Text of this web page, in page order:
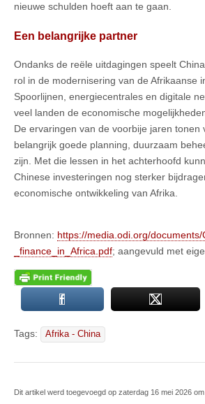
nieuwe schulden hoeft aan te gaan.
Een belangrijke partner
Ondanks de reële uitdagingen speelt
rol in de modernisering van de Afrikaanse
Spoorlijnen, energiecentrales en digitale
veel landen de economische
De ervaringen van de voorbije jaren tonen
belangrijk goede planning, duurzaam
zijn. Met die lessen in het achterhoofd
Chinese investeringen nog sterker
economische ontwikkeling van Afrika.
Bronnen: https://media.odi.org/
_finance_in_Africa.pdf; aangevuld met
Tags: Afrika - China
Dit artikel werd toegevoegd op zaterdag 16 mei 2026